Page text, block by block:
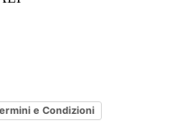
e Condizioni